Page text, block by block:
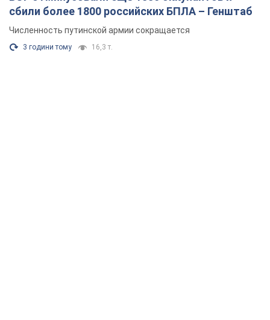
сбили более 1800 российских БПЛА – Генштаб
Численность путинской армии сокращается
3 години тому 16,3 т.